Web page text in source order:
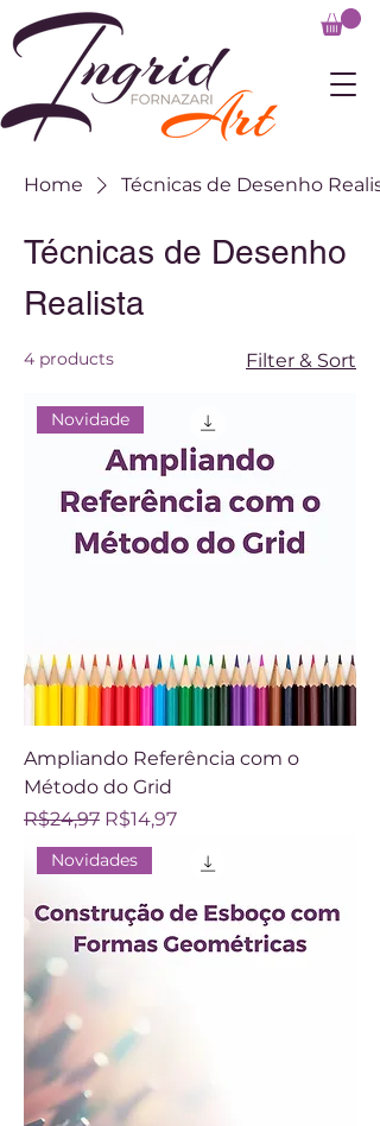
Home Técnicas de Desenho
Técnicas de Desenho
Realista
4 products Filter & Sort
Novidade
Ampliando Referência com o
Método do Grid
Regular Price
R$24,97 Sale Price
R$14,97
Novidades